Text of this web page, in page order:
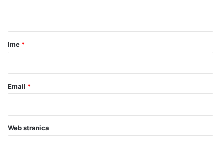
rIme *
Email *
Web stranica